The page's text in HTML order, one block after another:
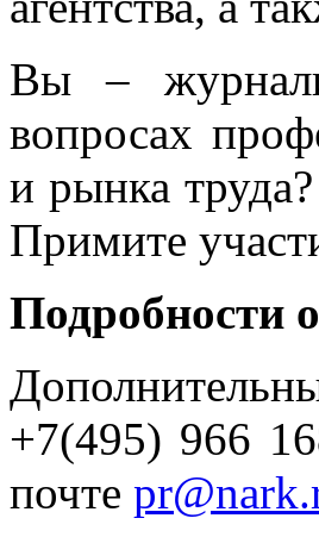
Вы –
вопросах
и рынка
Примите
Подробности
+7(495) 966
почте